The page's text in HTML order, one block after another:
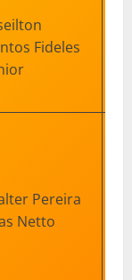
Fideles
Pereira
Netto